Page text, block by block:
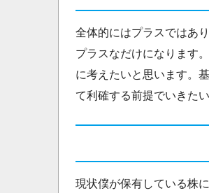
全体的にはプラスではあ
プラスなだけになります
に考えたいと思います。
て利確する前提でいきた
現状僕が保有している株